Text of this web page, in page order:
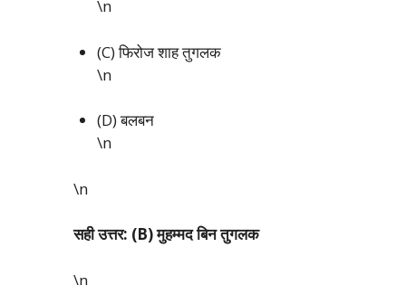
\n
(C) फिरोज शाह तुगलक
\n
(D) बलबन
\n
\n
सही उत्तर: (B) मुहम्मद बिन तुगलक
\n